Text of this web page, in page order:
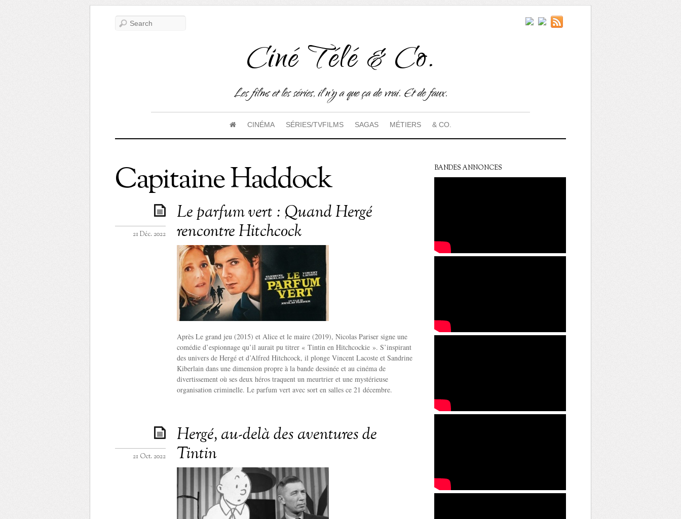
Ciné Télé & Co.
Les films et les séries, il n'y a que ça de vrai. Et de faux.
CINÉMA SÉRIES/TVFILMS SAGAS MÉTIERS & CO.
Capitaine Haddock
Le parfum vert : Quand Hergé
rencontre Hitchcock
21 Déc. 2022
Après Le grand jeu (2015) et Alice et le maire (2019), Nicolas Pariser signe une
comédie d’espionnage qu’il aurait pu titrer « Tintin en Hitchcockie ». S’inspirant
des univers de Hergé et d’Alfred Hitchcock, il plonge Vincent Lacoste et Sandrine
Kiberlain dans une dimension propre à la bande dessinée et au cinéma de
divertissement où ses deux héros traquent un meurtrier et une mystérieuse
organisation criminelle. Le parfum vert avec sort en salles ce 21 décembre.
Hergé, au-delà des aventures de
Tintin
21 Oct. 2022
BANDES ANNONCES